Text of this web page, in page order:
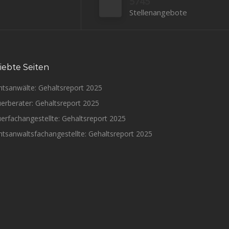
Stellenangebote
Seiten
Gehaltsreport 2025
Gehaltsreport 2025
Gehaltsreport 2025
Gehaltsreport 2025